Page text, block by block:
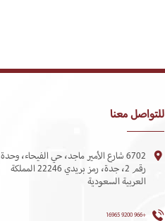
للتواصل معنا
6702 شارع الأمير ماجد، حي الفيحاء، وحدة
رقم 2، جدة، رمز بريدي 22246 المملكة
العربية السعودية
+966 9200 16965